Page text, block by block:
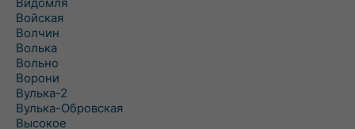
Войская
Волчин
Волька
Вольно
Ворони
Вулька-2
Вулька-Обровская
Высокое